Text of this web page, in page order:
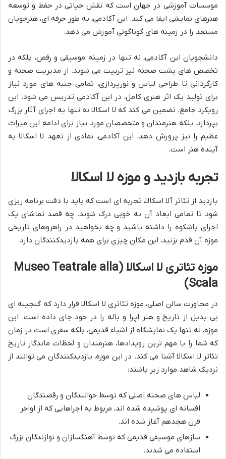
موسسات آموزشی در جهان است که نقش حیاتی در حفظ و توسعه
هنرهای نمایشی ایفا می کند. این آکادمی، به طور حرفه ای، هنرجویان
مستعد را در زمینه های گوناگونی آموزش می دهد.
دانشجویان این آکادمی، نه تنها در زمینه موسیقی و رقص، بلکه در
تخصص های پشت صحنه نیز تربیت می شوند. از مدیریت صحنه و
کارگردانی تا طراحی لباس و نورپردازی، تمامی جنبه های مورد نیاز
برای تولید یک اثر هنری کامل، در این آکادمی تدریس می شود. این
رویکرد جامع، تضمین می کند که لا اسکالا نه تنها به اجرای آثار بزرگ
بپردازد، بلکه هنرمندان و متخصصان مورد نیاز برای ادامه این میراث
عظیم را نیز پرورش دهد. این آکادمی، نمادی از تعهد لا اسکالا به
آینده هنر است.
تجربه بازدید و موزه لا اسکالا
بازدید از تئاتر آلا اسکالا، تجربه ای است که باید با دقت برنامه ریزی
شود تا تمامی ابعاد آن به خوبی درک شوند. چه قصد تماشای یک
اجرای باشکوه را داشته باشید و چه بخواهید در راهروهای تاریخی
موزه آن قدم بزنید، این مکان چیزی برای همه بازدیدکنندگان دارد.
موزه تئاتری لا اسکالا (Museo Teatrale alla
Scala)
در مجاورت سالن اصلی، موزه تئاتری لا اسکالا قرار دارد که گنجینه ای
بی بدیل از تاریخ و هنر اپرا و باله را در خود جای داده است. این
موزه، نه تنها یک نمایشگاه از اشیاء قدیمی، بلکه سفری است در زمان
که شما را با مهم ترین رویدادها، هنرمندان و لحظات ماندگار تاریخ
تئاتر لا اسکالا آشنا می کند. در این موزه، بازدیدکنندگان می توانند از
نزدیک شاهد موارد زیر باشند:
لباس های صحنه اصلی که توسط خوانندگان و رقصندگان
افسانه ای پوشیده شده اند، مربوط به اجراهایی که از اواخر
قرن هجدهم آغاز شده اند.
سازهای موسیقی قدیمی که توسط آهنگسازان و نوازندگان بزرگ
استفاده می شدند.